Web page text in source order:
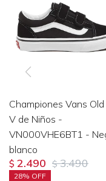
Championes Vans
V de Niños -
VN000VHE6BT1 -
blanco
$ 2.490 $ 3.490
28